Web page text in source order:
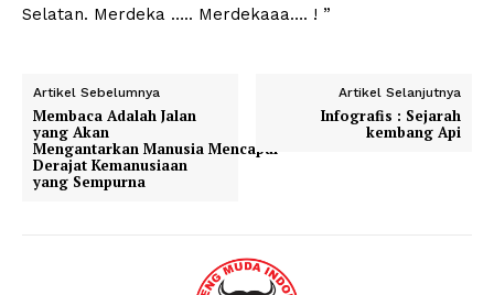
Selatan. Merdeka ….. Merdekaaa…. ! ”
Artikel Sebelumnya
Membaca Adalah Jalan
yang Akan
Mengantarkan Manusia Mencapai
Derajat Kemanusiaan
yang Sempurna
Artikel Selanjutnya
Infografis : Sejarah
kembang Api